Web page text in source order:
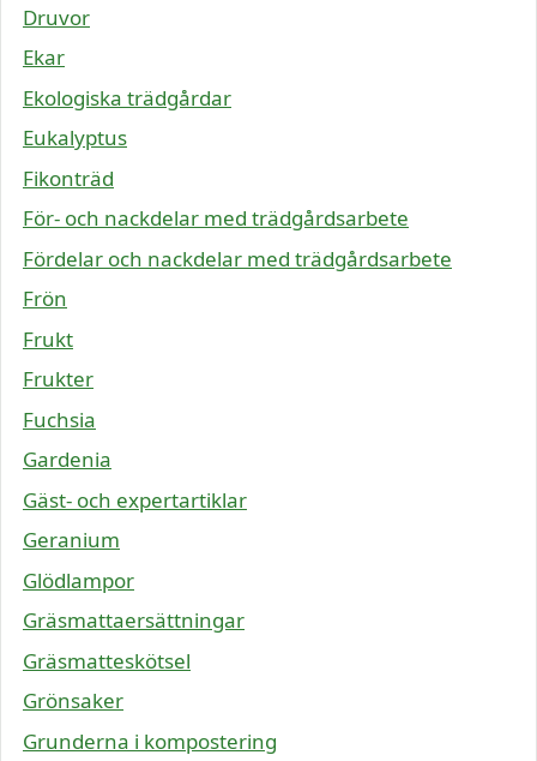
Druvor
Ekar
Ekologiska trädgårdar
Eukalyptus
Fikonträd
För- och nackdelar med trädgårdsarbete
Fördelar och nackdelar med trädgårdsarbete
Frön
Frukt
Frukter
Fuchsia
Gardenia
Gäst- och expertartiklar
Geranium
Glödlampor
Gräsmattaersättningar
Gräsmatteskötsel
Grönsaker
Grunderna i kompostering